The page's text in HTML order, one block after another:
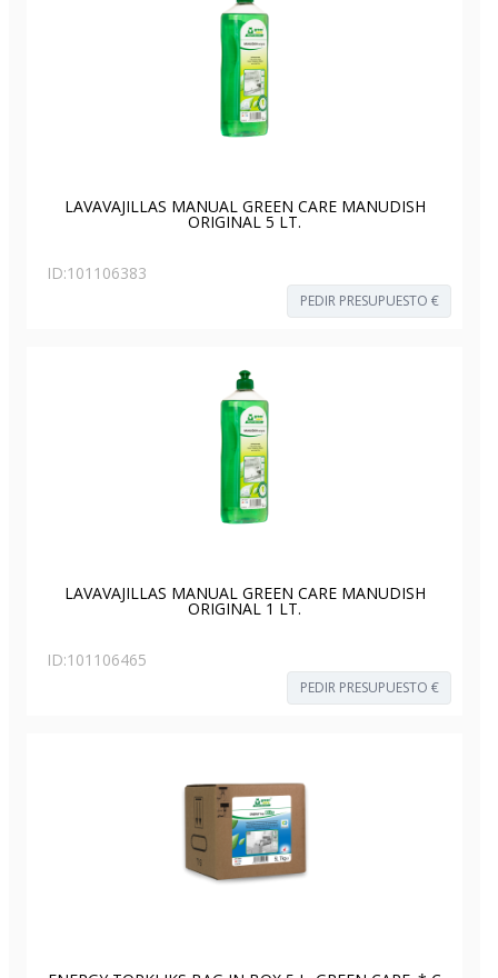
LAVAVAJILLAS MANUAL GREEN CARE MANUDISH
ORIGINAL 5 LT.
ID:101106383
PEDIR PRESUPUESTO €
LAVAVAJILLAS MANUAL GREEN CARE MANUDISH
ORIGINAL 1 LT.
ID:101106465
PEDIR PRESUPUESTO €